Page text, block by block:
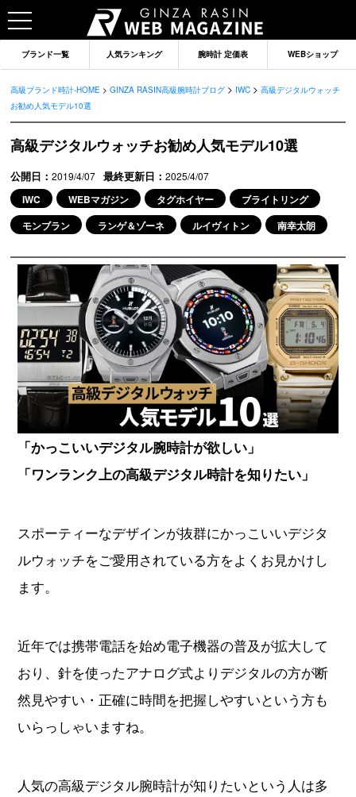
ブランドから記事を探す
ロレックス オメガ
オーデマピゲ パテックフィリップ
グランドセイコー
ヴァシュロンコンスタンタ
ン
ジャガールクルト ウブロ
カルティエ
フランクミュラー IWC
ブランド一覧 人気ランキング 腕時計 定価表 WEBショップ
高級ブランド時計-HOME >GINZA RASIN高級腕時計ブログ > IWC >高級デジタルウォッチ
お勧め人気モデル10選
高級デジタルウォッチお勧め人気モデル10選
公開日：2019/4/07 最終更新日：2025/4/07
IWC WEBマガジン タグホイヤー
ブライトリング
モンブラン
ランゲ＆ゾーネ ルイヴィトン 南幸太朗
「かっこいいデジタル腕時計が欲しい」
「ワンランク上の高級デジタル時計を知りたい」
スポーティーなデザインが抜群にかっこいいデジタ
ルウォッチをご愛用されている方をよくお見かけし
ます。
近年では携帯電話を始め電子機器の普及が拡大して
おり、針を使ったアナログ式よりデジタルの方が断
然見やすい・正確に時間を把握しやすいという方も
いらっしゃいますね。
人気の高級デジタル腕時計が知りたいという人は多